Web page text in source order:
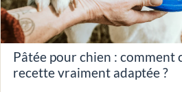
Pâtée pour chien : comment
recette vraiment adaptée ?